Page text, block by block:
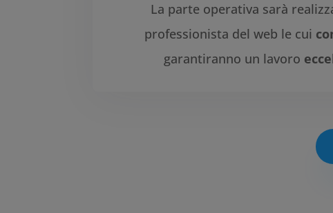
La parte operativa sarà
professionista del web le cui
garantiranno un lavoro